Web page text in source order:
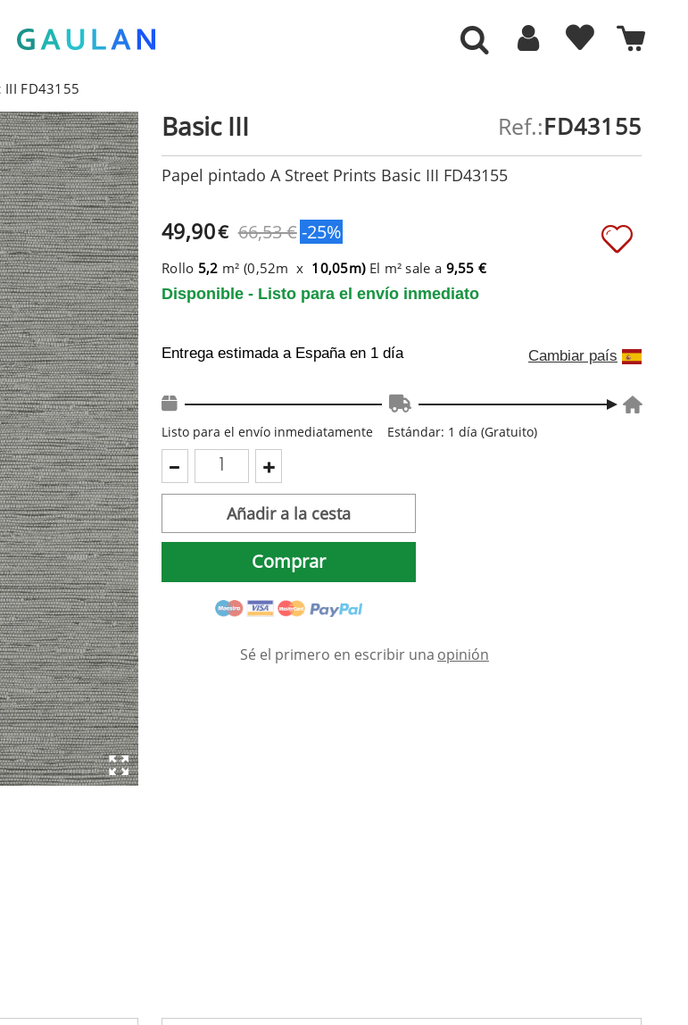
III FD43155
Basic III FD43155
Ref.:
Papel pintado A Street Prints Basic III FD43155
49,90€ 66,53 €-25%
Rollo 5,2 m² (0,52m x 10,05m) El m² sale a 9,55 €
Disponible - Listo para el envío inmediato
Entrega estimada a España en 1 día Cambiar país
Listo para el envío inmediatamente Estándar: 1 día (Gratuito)
Añadir a la cesta
Comprar
Sé el primero en escribir una opinión